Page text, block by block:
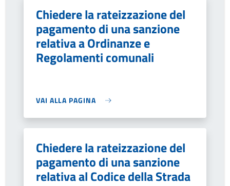
Chiedere la rateizzazione del
pagamento di una sanzione
relativa a Ordinanze e
Regolamenti comunali
VAI ALLA PAGINA
Chiedere la rateizzazione del
pagamento di una sanzione
relativa al Codice della Strada